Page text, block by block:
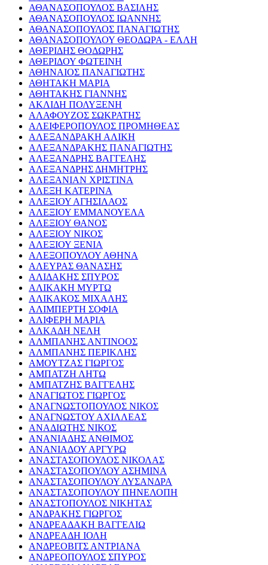
ΑΘΑΝΑΣΟΠΟΥΛΟΣ ΒΑΣΙΛΗΣ
ΑΘΑΝΑΣΟΠΟΥΛΟΣ ΙΩΑΝΝΗΣ
ΑΘΑΝΑΣΟΠΟΥΛΟΣ ΠΑΝΑΓΙΩΤΗΣ
ΑΘΑΝΑΣΟΠΟΥΛΟΥ ΘΕΟΔΩΡΑ - ΕΛΛΗ
ΑΘΕΡΙΔΗΣ ΘΟΔΩΡΗΣ
ΑΘΕΡΙΔΟΥ ΦΩΤΕΙΝΗ
ΑΘΗΝΑΙΟΣ ΠΑΝΑΓΙΩΤΗΣ
ΑΘΗΤΑΚΗ ΜΑΡΙΑ
ΑΘΗΤΑΚΗΣ ΓΙΑΝΝΗΣ
ΑΚΛΙΔΗ ΠΟΛΥΞΕΝΗ
ΑΛΑΦΟΥΖΟΣ ΣΩΚΡΑΤΗΣ
ΑΛΕΙΦΕΡΟΠΟΥΛΟΣ ΠΡΟΜΗΘΕΑΣ
ΑΛΕΞΑΝΔΡΑΚΗ ΑΛΙΚΗ
ΑΛΕΞΑΝΔΡΑΚΗΣ ΠΑΝΑΓΙΩΤΗΣ
ΑΛΕΞΑΝΔΡΗΣ ΒΑΓΓΕΛΗΣ
ΑΛΕΞΑΝΔΡΗΣ ΔΗΜΗΤΡΗΣ
ΑΛΕΞΑΝΙΑΝ ΧΡΙΣΤΙΝΑ
ΑΛΕΞΗ ΚΑΤΕΡΙΝΑ
ΑΛΕΞΙΟΥ ΑΓΗΣΙΛΑΟΣ
ΑΛΕΞΙΟΥ ΕΜΜΑΝΟΥΕΛΑ
ΑΛΕΞΙΟΥ ΘΑΝΟΣ
ΑΛΕΞΙΟΥ ΝΙΚΟΣ
ΑΛΕΞΙΟΥ ΞΕΝΙΑ
ΑΛΕΞΟΠΟΥΛΟΥ ΑΘΗΝΑ
ΑΛΕΥΡΑΣ ΘΑΝΑΣΗΣ
ΑΛΙΔΑΚΗΣ ΣΠΥΡΟΣ
ΑΛΙΚΑΚΗ ΜΥΡΤΩ
ΑΛΙΚΑΚΟΣ ΜΙΧΑΛΗΣ
ΑΛΙΜΠΕΡΤΗ ΣΟΦΙΑ
ΑΛΙΦΕΡΗ ΜΑΡΙΑ
ΑΛΚΑΔΗ ΝΕΛΗ
ΑΛΜΠΑΝΗΣ ΑΝΤΙΝΟΟΣ
ΑΛΜΠΑΝΗΣ ΠΕΡΙΚΛΗΣ
ΑΜΟΥΤΖΑΣ ΓΙΩΡΓΟΣ
ΑΜΠΑΤΖΗ ΛΗΤΩ
ΑΜΠΑΤΖΗΣ ΒΑΓΓΕΛΗΣ
ΑΝΑΓΙΩΤΟΣ ΓΙΩΡΓΟΣ
ΑΝΑΓΝΩΣΤΟΠΟΥΛΟΣ ΝΙΚΟΣ
ΑΝΑΓΝΩΣΤΟΥ ΑΧΙΛΛΕΑΣ
ΑΝΑΔΙΩΤΗΣ ΝΙΚΟΣ
ΑΝΑΝΙΑΔΗΣ ΑΝΘΙΜΟΣ
ΑΝΑΝΙΑΔΟΥ ΑΡΓΥΡΩ
ΑΝΑΣΤΑΣΟΠΟΥΛΟΣ ΝΙΚΟΛΑΣ
ΑΝΑΣΤΑΣΟΠΟΥΛΟΥ ΑΣΗΜΙΝΑ
ΑΝΑΣΤΑΣΟΠΟΥΛΟΥ ΛΥΣΑΝΔΡΑ
ΑΝΑΣΤΑΣΟΠΟΥΛΟΥ ΠΗΝΕΛΟΠΗ
ΑΝΑΣΤΟΠΟΥΛΟΣ ΝΙΚΗΤΑΣ
ΑΝΔΡΑΚΗΣ ΓΙΩΡΓΟΣ
ΑΝΔΡΕΑΔΑΚΗ ΒΑΓΓΕΛΙΩ
ΑΝΔΡΕΑΔΗ ΙΟΛΗ
ΑΝΔΡΕΟΒΙΤΣ ΑΝΤΡΙΑΝΑ
ΑΝΔΡΕΟΠΟΥΛΟΣ ΣΠΥΡΟΣ